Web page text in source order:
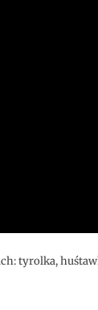
tyrolka,